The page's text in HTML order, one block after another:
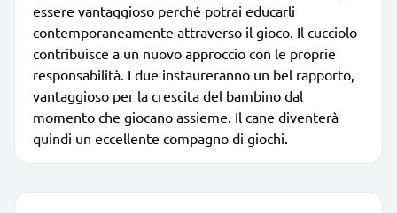
essere vantaggioso perché potrai educarli
contemporaneamente attraverso il gioco. Il cucciolo
contribuisce a un nuovo approccio con le proprie
responsabilità. I due instaureranno un bel rapporto,
vantaggioso per la crescita del bambino dal
momento che giocano assieme. Il cane diventerà
quindi un eccellente compagno di giochi.